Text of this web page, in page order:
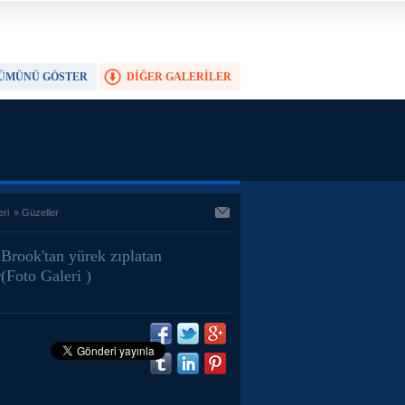
DİĞER GALERİLER
GÖSTER
» Güzeller
yürek zıplatan
Galeri )